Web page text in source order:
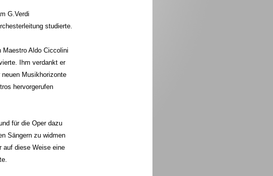
G.Verdi
studierte.
Maestro Aldo Ciccolini
Ihm verdankt er
Musikhorizonte
hervorgerufen
für die Oper dazu
Sängern zu widmen
auf diese Weise eine